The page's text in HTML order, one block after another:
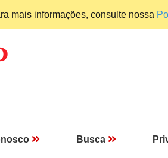
mais informações, consulte nossa
Busca